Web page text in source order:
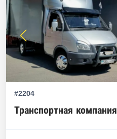
#2204
Транспортная компания